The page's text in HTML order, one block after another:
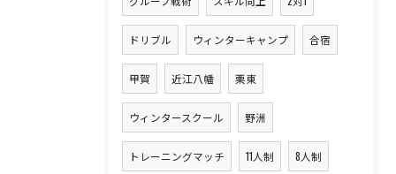
ドリブル ウィンターキャンプ 合宿
甲賀 近江八幡 栗東
ウィンタースクール 野洲
トレーニングマッチ 11人制 8人制